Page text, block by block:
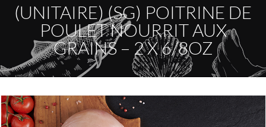
(UNITAIRE) (SG) POITRINE DE
POULET NOURRIT AUX
GRAINS – 2 X 6/8OZ